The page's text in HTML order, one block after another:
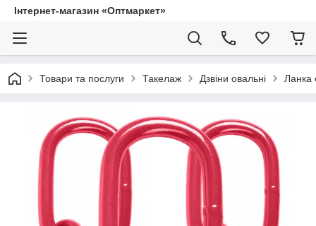
Інтернет-магазин «Оптмаркет»
Товари та послуги Такелаж Дзвіни овальні Ланка